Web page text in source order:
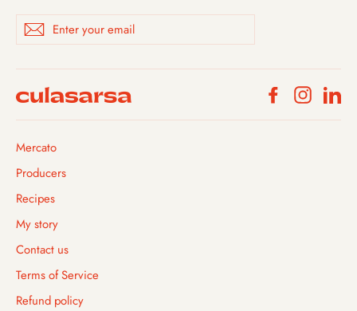
Enter
your
email
Subscribe
Facebook
Mercato
Producers
Recipes
My story
Contact us
Terms of Service
Refund policy